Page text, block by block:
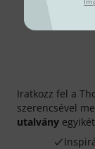
Iratkozz fel a
szerencsével
utalvány